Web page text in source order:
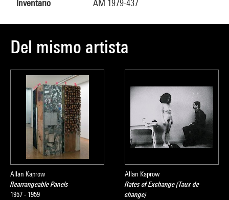
Inventario AM 1979-437
Del mismo artista
Allan Kaprow
Rearrangeable Panels
1957 - 1959
Allan Kaprow
Rates of Exchange (Taux de
change)